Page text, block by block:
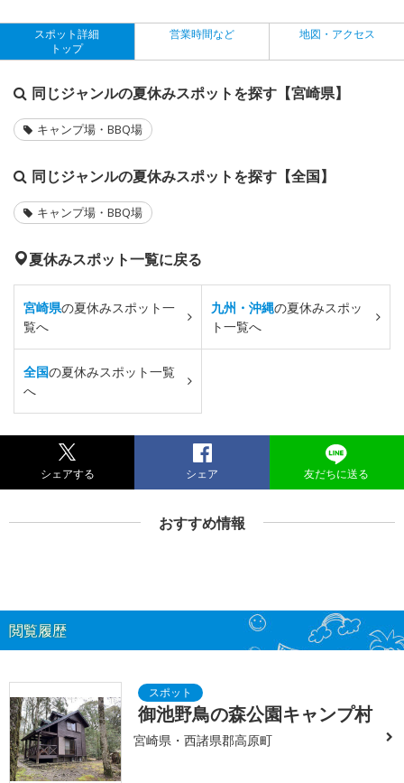
スポット詳細
トップ
営業時間など 地図・アクセス
同じジャンルの夏休みスポットを探す【宮崎県】
キャンプ場・BBQ場
同じジャンルの夏休みスポットを探す【全国】
キャンプ場・BBQ場
夏休みスポット一覧に戻る
宮崎県の夏休みスポット一
覧へ
九州・沖縄の夏休みスポッ
ト一覧へ
全国の夏休みスポット一覧
へ
シェアする シェア 友だちに送る
おすすめ情報
閲覧履歴
御池野鳥の森公園キャンプ村
宮崎県・西諸県郡高原町